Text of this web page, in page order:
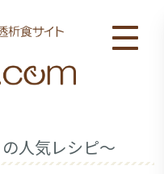
人気レシピ～